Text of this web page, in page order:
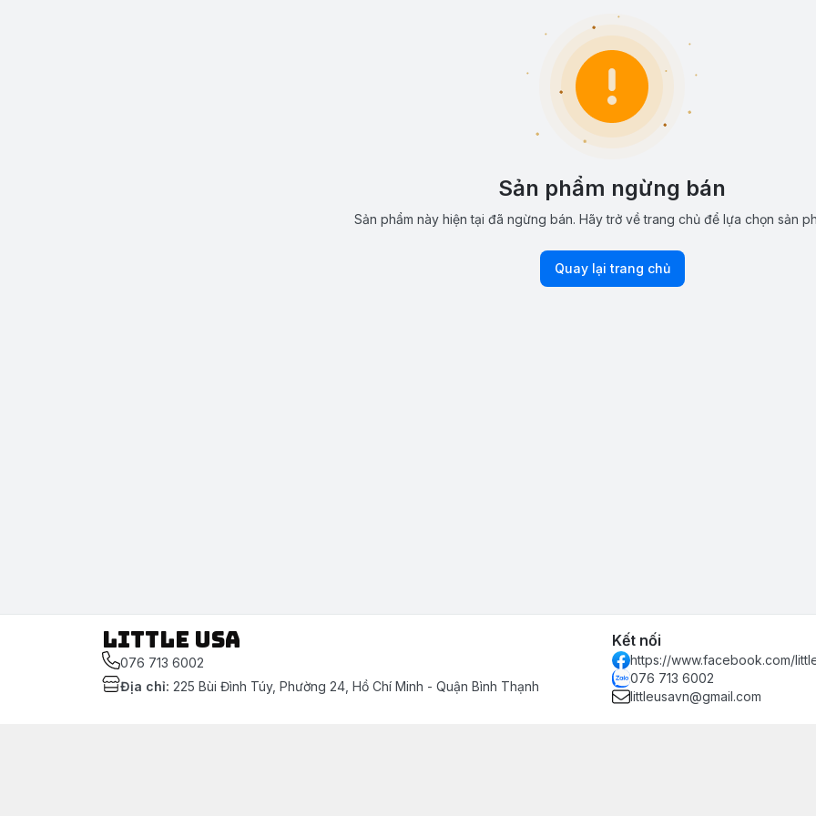
Sản phẩm ngừng bán
Sản phẩm này hiện tại đã ngừng bán. Hãy trở về trang chủ để lựa chọn sản
Quay lại trang chủ
LITTLE USA
076 713 6002
Địa chỉ: 225 Bùi Đình Túy, Phường 24, Hồ Chí Minh - Quận Bình Thạnh
Kết nối
https://www.facebook.com/
076 713 6002
littleusavn@gmail.com